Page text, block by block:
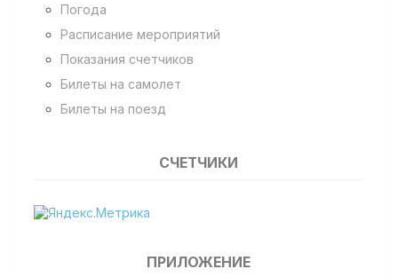
Погода
Расписание мероприятий
Показания счетчиков
Билеты на самолет
Билеты на поезд
СЧЕТЧИКИ
ПРИЛОЖЕНИЕ